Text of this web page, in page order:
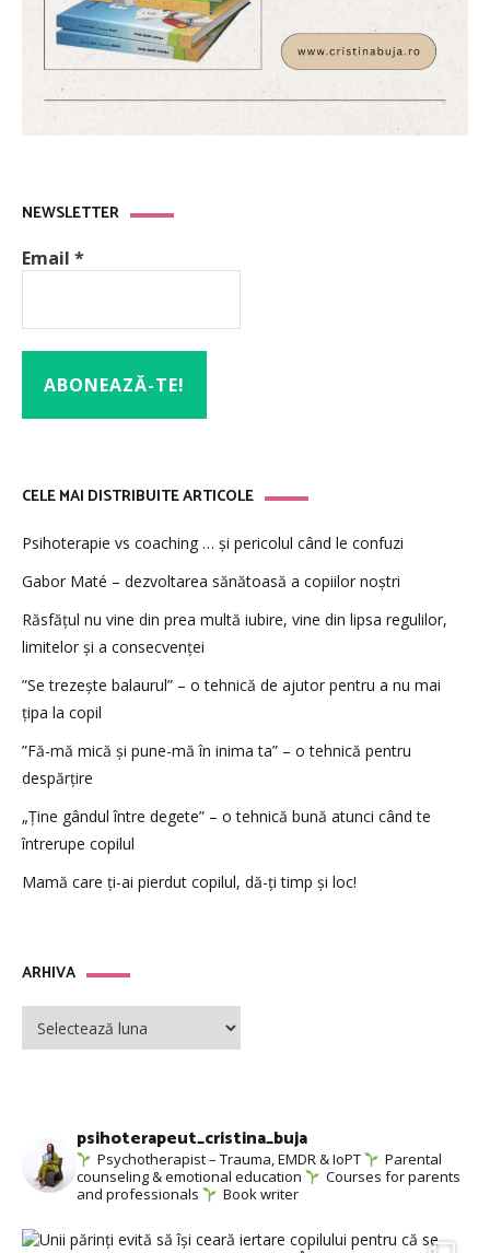
NEWSLETTER
Email *
CELE MAI DISTRIBUITE ARTICOLE
Psihoterapie vs coaching … și pericolul când le confuzi
Gabor Maté – dezvoltarea sănătoasă a copiilor noștri
Răsfățul nu vine din prea multă iubire, vine din lipsa regulilor,
limitelor și a consecvenței
”Se trezește balaurul” – o tehnică de ajutor pentru a nu mai
țipa la copil
”Fă-mă mică și pune-mă în inima ta” – o tehnică pentru
despărțire
„Ține gândul între degete” – o tehnică bună atunci când te
întrerupe copilul
Mamă care ți-ai pierdut copilul, dă-ți timp și loc!
ARHIVAARHIVA
psihoterapeut_cristina_buja
Psychotherapist – Trauma, EMDR & IoPT
Parental
counseling & emotional education
Courses for parents
and professionals
Book writer